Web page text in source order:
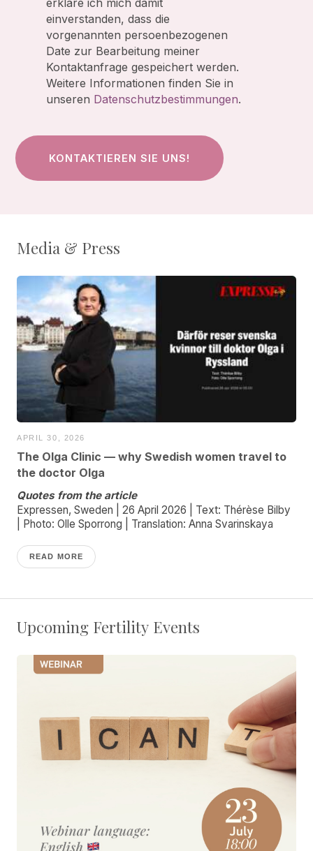
erkläre ich mich damit
einverstanden, dass die
vorgenannten persoenbezogenen
Date zur Bearbeitung meiner
Kontaktanfrage gespeichert werden.
Weitere Informationen finden Sie in
unseren Datenschutzbestimmungen.
Media & Press
APRIL 30, 2026
The Olga Clinic — why Swedish women travel to
the doctor Olga
Quotes from the article
Expressen, Sweden | 26 April 2026 | Text: Thérèse Bilby
| Photo: Olle Sporrong | Translation: Anna Svarinskaya
READ MORE
Upcoming Fertility Events